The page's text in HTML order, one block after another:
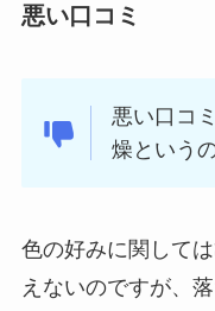
悪い口コミ
悪い口コ
燥という
色の好みに関して
えないのですが、